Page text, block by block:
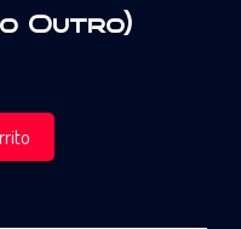
Outro)